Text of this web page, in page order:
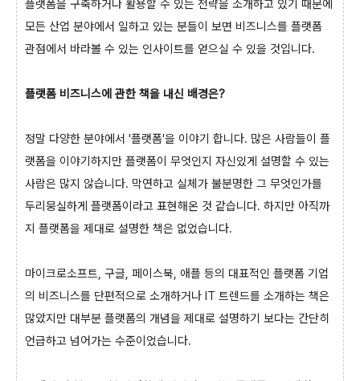
플랫폼을 구축하거나 활용할 수 있는 전략을 소개하고 있기 때문에
모든 산업 분야에서 일하고 있는 분들이 보면 비즈니스를 플랫폼
관점에서 바라볼 수 있는 인사이트를 얻으실 수 있을 것입니다.
플랫폼 비즈니스에 관한 책을 내신 배경은?
정말 다양한 분야에서 '플랫폼'을 이야기 합니다. 많은 사람들이 플
랫폼을 이야기하지만 플랫폼이 무엇인지 자신있게 설명할 수 있는
사람은 많지 않습니다. 막연하고 실체가 불분명한 그 무엇인가를
두리뭉실하게 플랫폼이라고 표현해온 것 같습니다. 하지만 아직까
지 플랫폼을 제대로 설명한 책은 없었습니다.
마이크로소프트, 구글, 페이스북, 애플 등의 대표적인 플랫폼 기업
의 비즈니스를 단편적으로 소개하거나 IT 트렌드를 소개하는 책은
많았지만 대부분 플랫폼의 개념을 제대로 설명하기 보다는 간단히
언급하고 넘어가는 수준이었습니다.